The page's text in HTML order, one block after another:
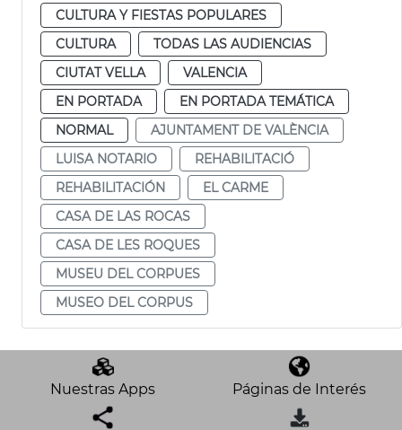
CULTURA Y FIESTAS POPULARES
CULTURA
TODAS LAS AUDIENCIAS
CIUTAT VELLA
VALENCIA
EN PORTADA
EN PORTADA TEMÁTICA
NORMAL
AJUNTAMENT DE VALÈNCIA
LUISA NOTARIO
REHABILITACIÓ
REHABILITACIÓN
EL CARME
CASA DE LAS ROCAS
CASA DE LES ROQUES
MUSEU DEL CORPUES
MUSEO DEL CORPUS
Nuestras Apps Páginas de Interés